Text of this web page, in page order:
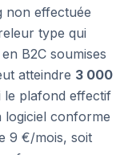
non effectuée
type qui
B2C soumises
atteindre 3 000
plafond effectif
logiciel conforme
9 €/mois, soit